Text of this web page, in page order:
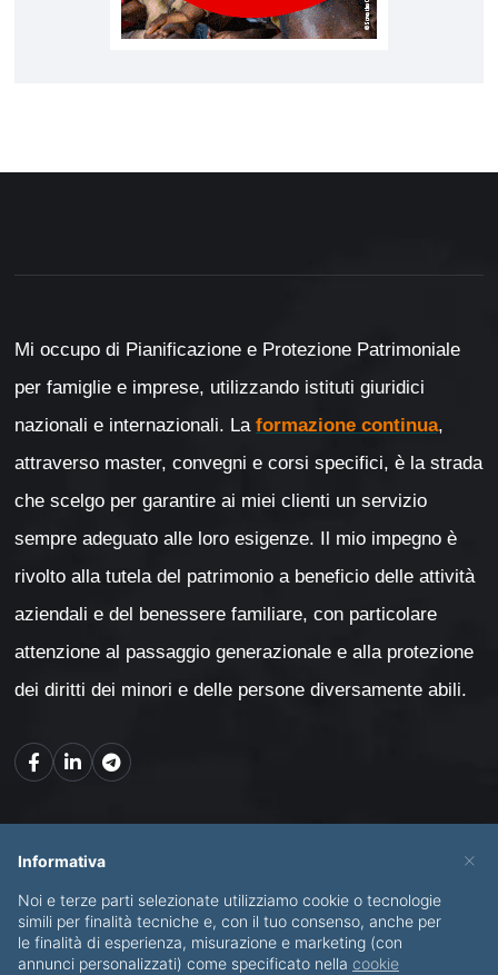
Mi occupo di Pianificazione e Protezione Patrimoniale
per famiglie e imprese, utilizzando istituti giuridici
nazionali e internazionali. La formazione continua,
attraverso master, convegni e corsi specifici, è la strada
che scelgo per garantire ai miei clienti un servizio
sempre adeguato alle loro esigenze. Il mio impegno è
rivolto alla tutela del patrimonio a beneficio delle attività
aziendali e del benessere familiare, con particolare
attenzione al passaggio generazionale e alla protezione
dei diritti dei minori e delle persone diversamente abili.
CHI SONO SERVIZI
BLOG CONTATTI
×
Informativa
Noi e terze parti selezionate utilizziamo cookie o tecnologie
simili per finalità tecniche e, con il tuo consenso, anche per
le finalità di esperienza, misurazione e marketing (con
annunci personalizzati) come specificato nella cookie